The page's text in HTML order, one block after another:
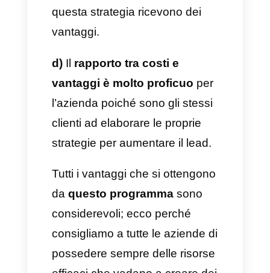
tutto naturale,andando a
creare dei veri e propri
“alleati” dell’azienda.
E i vantaggi per l’azienda?
I vantaggi di un programma
estremamente chiari. Ma
quanto riguarda le aziende?
Esistono diversi vantaggi e